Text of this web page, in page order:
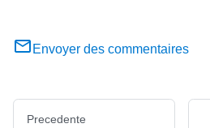
Envoyer des commentaires
Precedente